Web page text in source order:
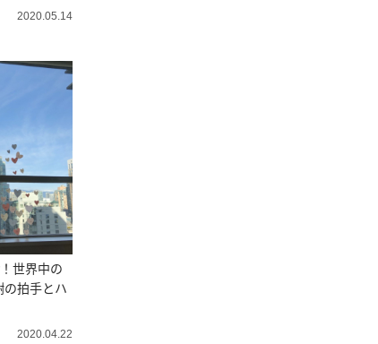
2020.05.14
世界中の
拍手とハ
2020.04.22